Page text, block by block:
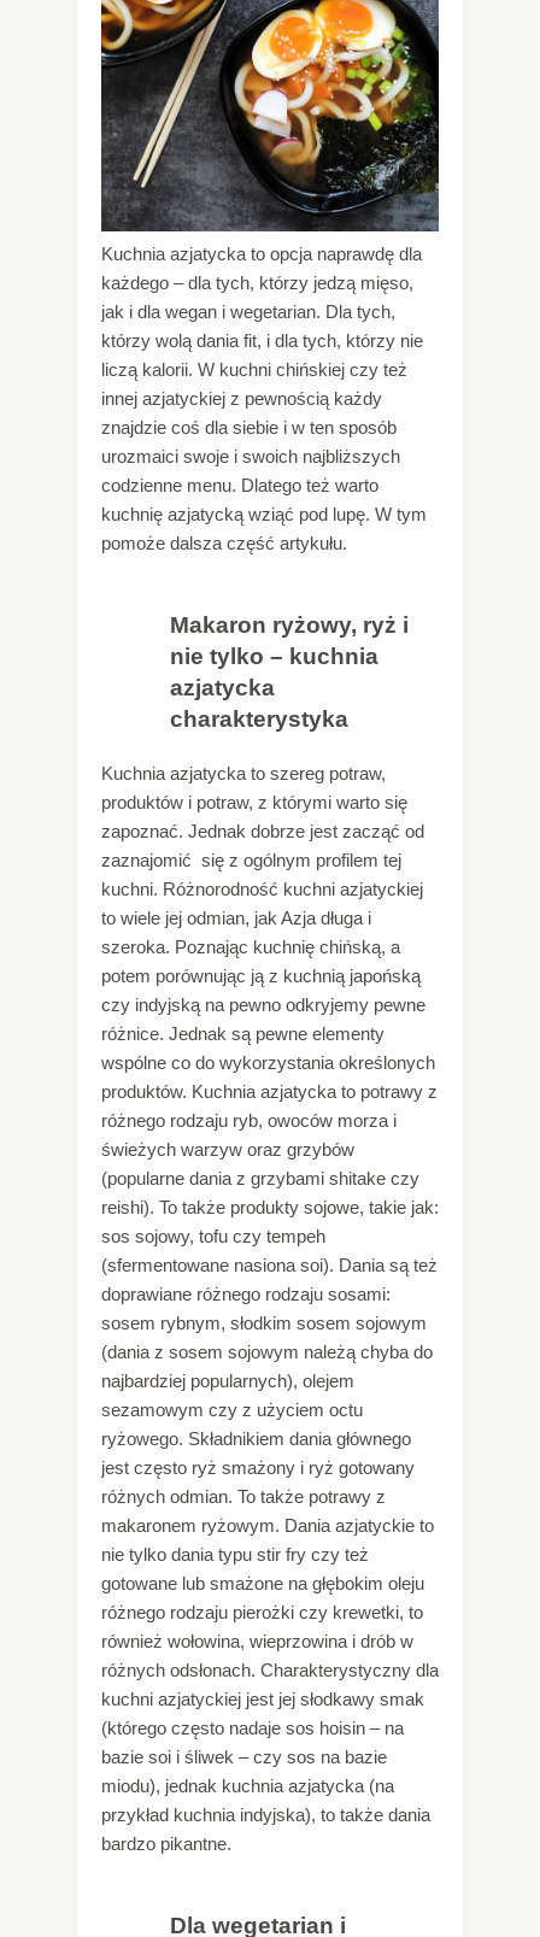
Kuchnia azjatycka to opcja naprawdę dla
każdego – dla tych, którzy jedzą mięso,
jak i dla wegan i wegetarian. Dla tych,
którzy wolą dania fit, i dla tych, którzy nie
liczą kalorii. W kuchni chińskiej czy też
innej azjatyckiej z pewnością każdy
znajdzie coś dla siebie i w ten sposób
urozmaici swoje i swoich najbliższych
codzienne menu. Dlatego też warto
kuchnię azjatycką wziąć pod lupę. W tym
pomoże dalsza część artykułu.
Makaron ryżowy, ryż i
nie tylko – kuchnia
azjatycka
charakterystyka
Kuchnia azjatycka to szereg potraw,
produktów i potraw, z którymi warto się
zapoznać. Jednak dobrze jest zacząć od
zaznajomić się z ogólnym profilem tej
kuchni. Różnorodność kuchni azjatyckiej
to wiele jej odmian, jak Azja długa i
szeroka. Poznając kuchnię chińską, a
potem porównując ją z kuchnią japońską
czy indyjską na pewno odkryjemy pewne
różnice. Jednak są pewne elementy
wspólne co do wykorzystania określonych
produktów. Kuchnia azjatycka to potrawy z
różnego rodzaju ryb, owoców morza i
świeżych warzyw oraz grzybów
(popularne dania z grzybami shitake czy
reishi). To także produkty sojowe, takie jak:
sos sojowy, tofu czy tempeh
(sfermentowane nasiona soi). Dania są też
doprawiane różnego rodzaju sosami:
sosem rybnym, słodkim sosem sojowym
(dania z sosem sojowym należą chyba do
najbardziej popularnych), olejem
sezamowym czy z użyciem octu
ryżowego. Składnikiem dania głównego
jest często ryż smażony i ryż gotowany
różnych odmian. To także potrawy z
makaronem ryżowym. Dania azjatyckie to
nie tylko dania typu stir fry czy też
gotowane lub smażone na głębokim oleju
różnego rodzaju pierożki czy krewetki, to
również wołowina, wieprzowina i drób w
różnych odsłonach. Charakterystyczny dla
kuchni azjatyckiej jest jej słodkawy smak
(którego często nadaje sos hoisin – na
bazie soi i śliwek – czy sos na bazie
miodu), jednak kuchnia azjatycka (na
przykład kuchnia indyjska), to także dania
bardzo pikantne.
Dla wegetarian i